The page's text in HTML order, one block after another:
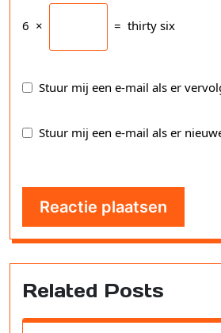
6 × = thirty six
Stuur mij een e-mail als er
Stuur mij een e-mail als er
Related Posts